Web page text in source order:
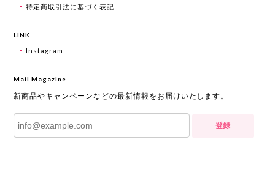
特定商取引法に基づく表記
LINK
Instagram
Mail Magazine
新商品やキャンペーンなどの最新情報をお届けいたします。
登録